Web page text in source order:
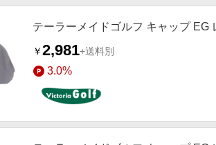
テーラーメイドゴルフ キャップ EG
￥2,981+送料別
3.0%